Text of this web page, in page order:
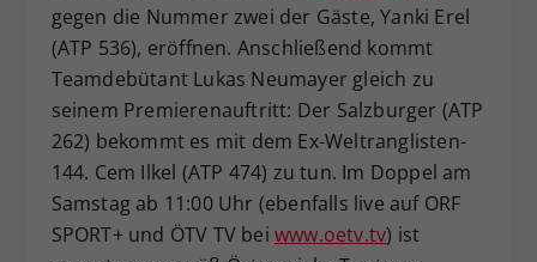
gegen die Nummer zwei der Gäste, Yanki Erel
(ATP 536), eröffnen. Anschließend kommt
Teamdebütant Lukas Neumayer gleich zu
seinem Premierenauftritt: Der Salzburger (ATP
262) bekommt es mit dem Ex-Weltranglisten-
144. Cem Ilkel (ATP 474) zu tun. Im Doppel am
Samstag ab 11:00 Uhr (ebenfalls live auf ORF
SPORT+ und ÖTV TV bei www.oetv.tv) ist